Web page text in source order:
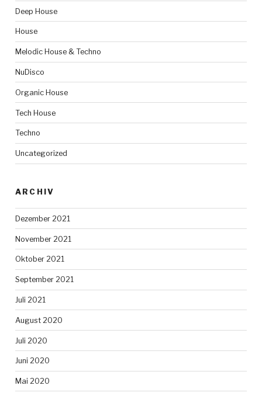
Deep House
House
Melodic House & Techno
NuDisco
Organic House
Tech House
Techno
Uncategorized
ARCHIV
Dezember 2021
November 2021
Oktober 2021
September 2021
Juli 2021
August 2020
Juli 2020
Juni 2020
Mai 2020